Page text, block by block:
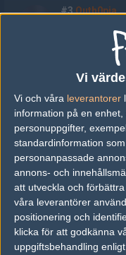
Vi
Vi och våra leverantorer
information på en
personuppgifter,
standardinformation
personanpassade
annons- och
att utveckla och
våra leverantörer
positionering och
klicka för att godkänna
uppgiftsbehandling
#3Outh0pia
2003-11-21
h0kus tog våran plats
#4plaskigt
Hall of Fame
2003-11-21
Gatherklaner vinner
Fledde
Cupvinnare
2003-11-21